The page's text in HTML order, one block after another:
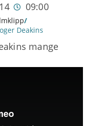
09:00
/
Deakins
mange